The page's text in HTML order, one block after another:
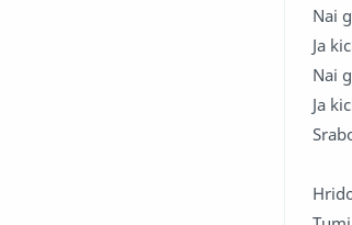
Nai
Ja
Nai
Ja